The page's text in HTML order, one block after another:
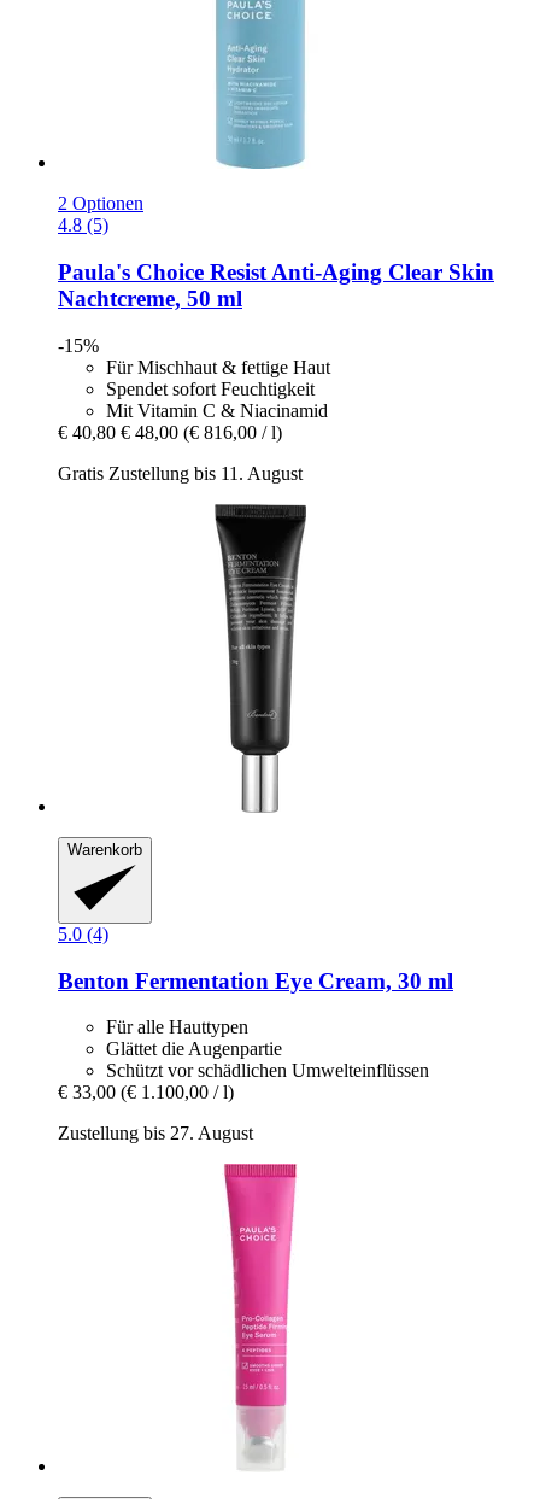
2 Optionen
4.8 (5)
Paula's Choice Resist Anti-​Aging Clear Skin
Nachtcreme, 50 ml
-15%
Für Mischhaut & fettige Haut
Spendet sofort Feuchtigkeit
Mit Vitamin C & Niacinamid
€ 40,80 € 48,00 (€ 816,00 / l)
Gratis Zustellung bis 11. August
Warenkorb
5.0 (4)
Benton Fermentation Eye Cream, 30 ml
Für alle Hauttypen
Glättet die Augenpartie
Schützt vor schädlichen Umwelteinflüssen
€ 33,00 (€ 1.100,00 / l)
Zustellung bis 27. August